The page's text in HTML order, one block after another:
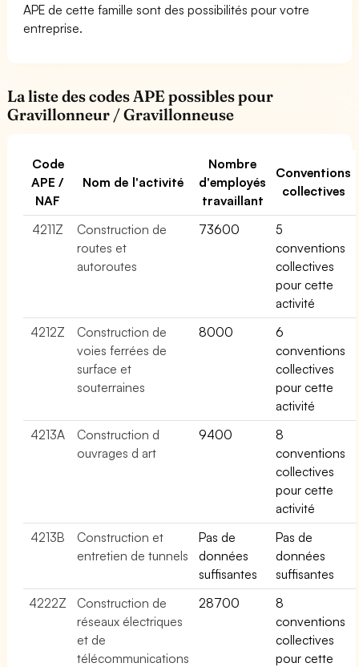
APE de cette famille sont des possibilités pour votre
entreprise.
La liste des codes APE possibles pour
Gravillonneur / Gravillonneuse
Code
APE /
NAF
Nom de l'activité
Nombre
d'employés
travaillant
Conventions
collectives
4211Z
Construction de
routes et
autoroutes
73600
5
conventions
collectives
pour cette
activité
4212Z
Construction de
voies ferrées de
surface et
souterraines
8000
6
conventions
collectives
pour cette
activité
4213A
Construction d
ouvrages d art
9400
8
conventions
collectives
pour cette
activité
4213B
Construction et
entretien de tunnels
Pas de
données
suffisantes
Pas de
données
suffisantes
4222Z
Construction de
réseaux électriques
et de
télécommunications
28700
8
conventions
collectives
pour cette